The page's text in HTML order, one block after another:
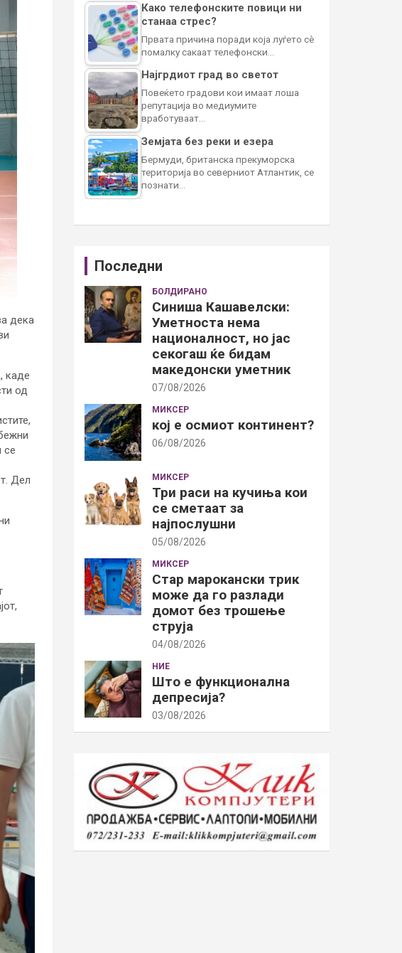
дека
каде
од
се
Дел
Како телефонските повици ни
станаа стрес?
Првата причина поради која луѓето сè
помалку сакаат телефонски…
Најгрдиот град во светот
Повеќето градови кои имаат лоша
репутација во медиумите
вработуваат…
Земјата без реки и езера
Бермуди, британска прекуморска
територија во северниот Атлантик, се
познати…
Последни
БОЛДИРАНО
Синиша Кашавелски:
Уметноста нема
националност, но јас
секогаш ќе бидам
македонски уметник
07/08/2026
МИКСЕР
кој е осмиот континент?
06/08/2026
МИКСЕР
Три раси на кучиња кои
се сметаат за
најпослушни
05/08/2026
МИКСЕР
Стар марокански трик
може да го разлади
домот без трошење
струја
04/08/2026
НИЕ
Што е функционална
депресија?
03/08/2026